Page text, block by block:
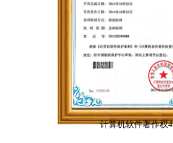
计算机软件著作权4